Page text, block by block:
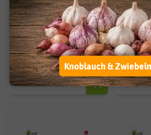
BIO Microgreen-Pads Brokkoli
3,99 € 1,89 €
Knoblauch & Zwiebeln